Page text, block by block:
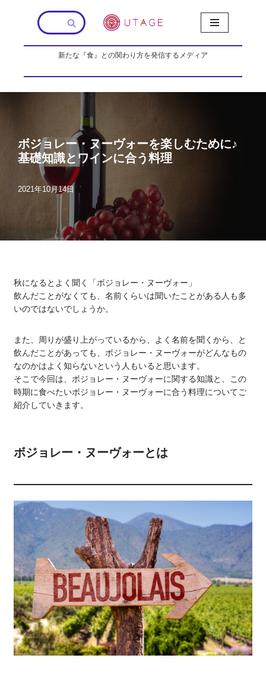
新たな『食』との関わり方を発信するメディア
ボジョレー・ヌーヴォーを楽しむために♪
基礎知識とワインに合う料理
2021年10月14日
秋になるとよく聞く「ボジョレー・ヌーヴォー」
飲んだことがなくても、名前くらいは聞いたことがある人も多
いのではないでしょうか。
また、周りが盛り上がっているから、よく名前を聞くから、と
飲んだことがあっても、ボジョレー・ヌーヴォーがどんなもの
なのかはよく知らないという人もいると思います。
そこで今回は、ボジョレー・ヌーヴォーに関する知識と、この
時期に食べたいボジョレー・ヌーヴォーに合う料理についてご
紹介していきます。
ボジョレー・ヌーヴォーとは